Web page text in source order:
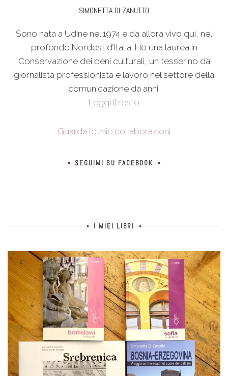
SIMONETTA DI ZANUTTO
Sono nata a Udine nel 1974 e da allora vivo qui, nel
profondo Nordest d’Italia. Ho una laurea in
Conservazione dei beni culturali, un tesserino da
giornalista professionista e lavoro nel settore della
comunicazione da anni.
Leggi il resto
Guarda le mie collaborazioni
SEGUIMI SU FACEBOOK
I MIEI LIBRI